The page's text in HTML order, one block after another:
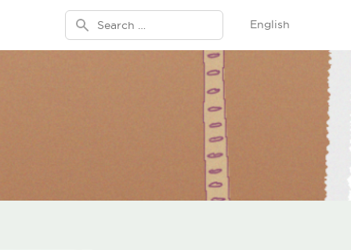
Search for: English